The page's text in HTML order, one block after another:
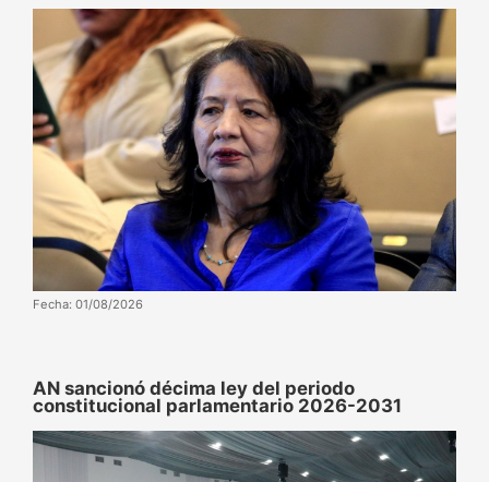
Fecha: 01/08/2026
AN sancionó décima ley del periodo
constitucional parlamentario 2026-2031